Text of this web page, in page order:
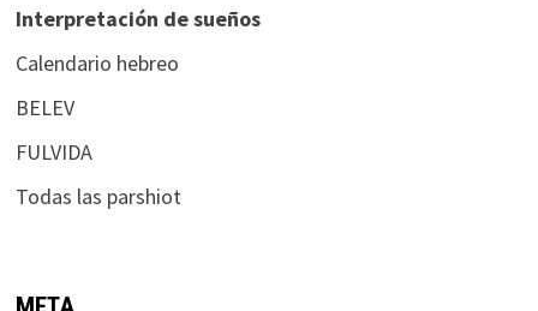
Interpretación de sueños
Calendario hebreo
BELEV
FULVIDA
Todas las parshiot